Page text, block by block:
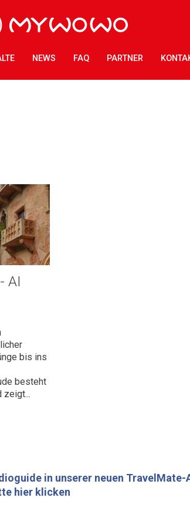
NEWS FAQ PARTNER
AI
bis ins
besteht
zeigt...
in unserer neuen TravelMate-
hier klicken